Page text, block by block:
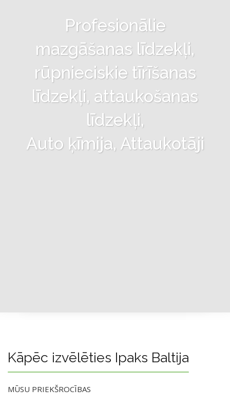
Profesionālie
mazgāšanas līdzekļi,
rūpnieciskie tīrīšanas
līdzekļi, attaukošanas
līdzekļi,
Auto ķīmija, Attaukotāji
Kāpēc izvēlēties Ipaks Baltija
MŪSU PRIEKŠROCĪBAS